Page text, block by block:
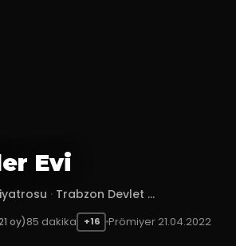
Evi
· Trabzon Devlet ...
oy)85 dakika +16 Prömiyer 21.04.2022